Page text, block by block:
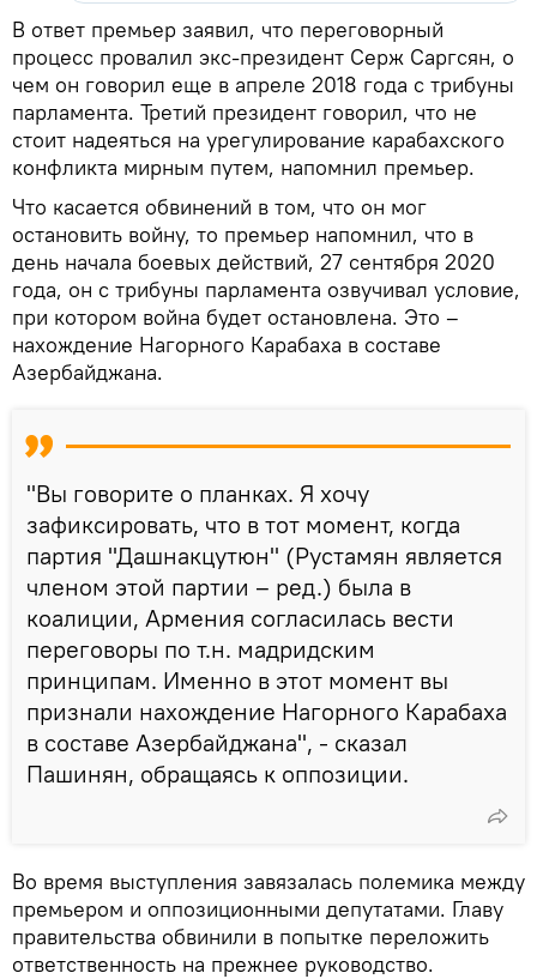
В ответ премьер заявил, что переговорный
процесс провалил экс-президент Серж Саргсян, о
чем он говорил еще в апреле 2018 года с трибуны
парламента. Третий президент говорил, что не
стоит надеяться на урегулирование карабахского
конфликта мирным путем, напомнил премьер.
Что касается обвинений в том, что он мог
остановить войну, то премьер напомнил, что в
день начала боевых действий, 27 сентября 2020
года, он с трибуны парламента озвучивал условие,
при котором война будет остановлена. Это –
нахождение Нагорного Карабаха в составе
Азербайджана.
"Вы говорите о планках. Я хочу
зафиксировать, что в тот момент, когда
партия "Дашнакцутюн" (Рустамян является
членом этой партии – ред.) была в
коалиции, Армения согласилась вести
переговоры по т.н. мадридским
принципам. Именно в этот момент вы
признали нахождение Нагорного Карабаха
в составе Азербайджана", - сказал
Пашинян, обращаясь к оппозиции.
Во время выступления завязалась полемика между
премьером и оппозиционными депутатами. Главу
правительства обвинили в попытке переложить
ответственность на прежнее руководство.